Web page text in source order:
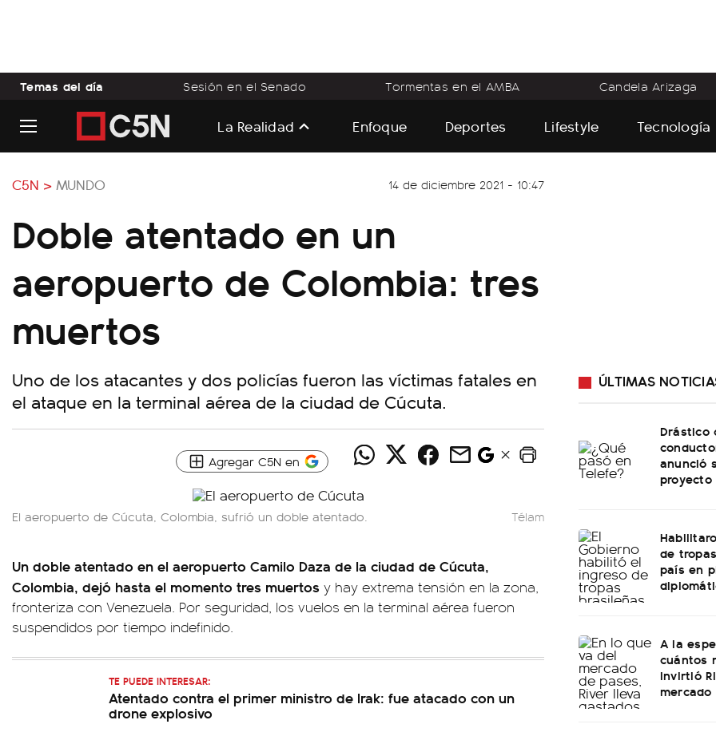
Temas del día Sesión en el Senado Tormentas en el AMBA Candela Arizaga
La Realidad Enfoque Deportes Lifestyle Tecnología
C5N > MUNDO 14 de diciembre 2021 - 10:47
Doble atentado en un
aeropuerto de Colombia: tres
muertos
Uno de los atacantes y dos policías fueron las víctimas fatales en
el ataque en la terminal aérea de la ciudad de Cúcuta.
Agregar C5N en
El aeropuerto de Cúcuta, Colombia, sufrió un doble atentado. Télam
Un doble atentado en el aeropuerto Camilo Daza de la ciudad de Cúcuta,
Colombia, dejó hasta el momento tres muertos y hay extrema tensión en la zona,
fronteriza con Venezuela. Por seguridad, los vuelos en la terminal aérea fueron
suspendidos por tiempo indefinido.
TE PUEDE INTERESAR:
Atentado contra el primer ministro de Irak: fue atacado con un
drone explosivo
ÚLTIMAS
Drástico
anunció
de
país en
A la
cuántos
invirtió